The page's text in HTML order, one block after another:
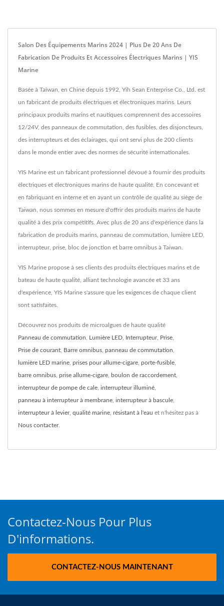
Salon Des Équipements Marins 2024 | Plus De 20 Ans De
Fabrication De Produits Et Accessoires Électriques Marins | YIS
Marine
Basée à Taïwan, en Chine depuis 1992, Yih Sean Enterprise Co., Ltd. est
un fabricant de produits électriques et électroniques marins. Leurs
principaux produits marins et nautiques comprennent des accessoires
12/24V, des panneaux de commutation, des fusibles, des disjoncteurs,
des interrupteurs et des éclairages, qui ont servi plus de 200 clients
dans le monde entier avec des normes de sécurité internationales.
YIS Marine est un fabricant professionnel dévoué à fournir des produits
électriques et électroniques marins de haute qualité. En concevant et
en fabriquant en interne et en ayant un contrôle de qualité au siège de
Taiwan, nous sommes en mesure d'offrir des produits marins de haute
qualité à des prix compétitifs. Avec plus de 20 ans d'expérience dans la
fabrication de produits marins, panneau de commutation, lumière LED,
interrupteur, prise, bloc de jonction et barre omnibus à Taiwan.
YIS Marine propose à ses clients des produits électriques marins et de
bateau de haute qualité, alliant technologie avancée et 33 ans
d'expérience, YIS Marine s'assure que les exigences de chaque client
sont satisfaites.
Découvrez nos produits de microalgues de haute qualité
Panneau de commutation Lumière LED Interrupteur, Prise
Prise de courant Barre omnibus panneau de commutation
lumière LED marine prises pour allume-cigare porte-fusible
barre omnibus prise allume-cigare boulon de raccordement
interrupteur de pompe de cale interrupteur illuminé
panneau à interrupteur à membrane interrupteur à bascule
interrupteur à levier, qualité marine résistant à l'eau et n'hésitez pas à
Nous contacter.
Contactez-Nous Pour Plus
D'informations.
CONTACTEZ-NOUS MAINTENANT